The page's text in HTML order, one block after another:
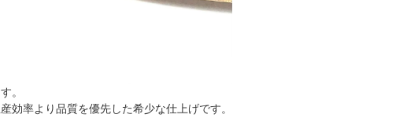
。
効率より品質を優先した希少な仕上げです。